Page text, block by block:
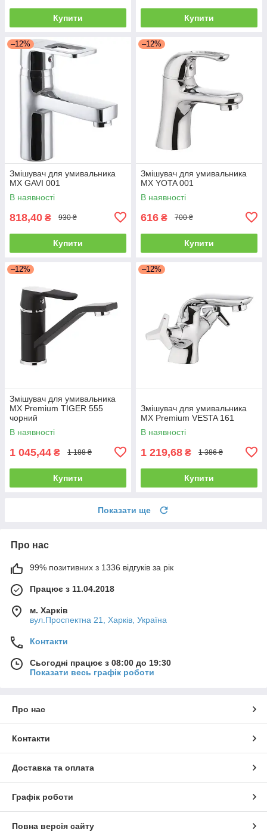
Купити Купити
–12%
Змішувач для умивальника
MX GAVI 001
В наявності
818,40 ₴ 930 ₴
Купити
–12%
Змішувач для умивальника
MX YOTA 001
В наявності
616 ₴ 700 ₴
Купити
–12%
Змішувач для умивальника
MX Premium TIGER 555
чорний
В наявності
1 045,44 ₴ 1 188 ₴
Купити
–12%
Змішувач для умивальника
MX Premium VESTA 161
В наявності
1 219,68 ₴ 1 386 ₴
Купити
Показати ще
Про нас
99% позитивних з 1336 відгуків за рік
Працює з 11.04.2018
м. Харків
вул.Проспектна 21, Харків, Україна
Контакти
Сьогодні працює з 08:00 до 19:30
Показати весь графік роботи
Про нас
Контакти
Доставка та оплата
Графік роботи
Повна версія сайту